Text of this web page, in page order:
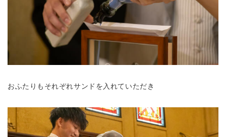
おふたりもそれぞれサンドを入れていただき